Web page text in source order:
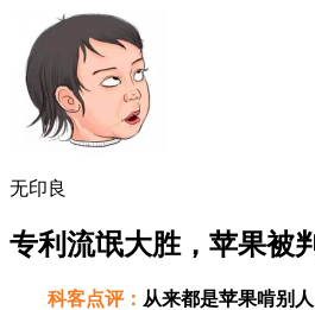
无印良
专利流氓大胜，苹果被
科客点评： 从来都是苹果啃别